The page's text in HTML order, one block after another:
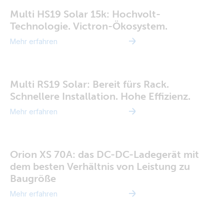
Multi HS19 Solar 15k: Hochvolt-
Technologie. Victron-Ökosystem.
Mehr erfahren
Multi RS19 Solar: Bereit fürs Rack.
Schnellere Installation. Hohe Effizienz.
Mehr erfahren
Orion XS 70A: das DC-DC-Ladegerät mit
dem besten Verhältnis von Leistung zu
Baugröße
Mehr erfahren